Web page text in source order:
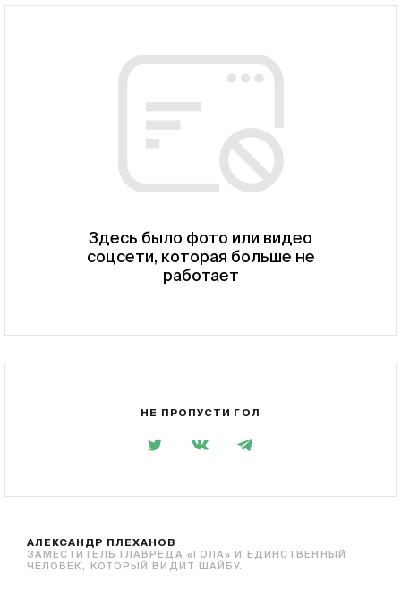
Здесь было фото или видео
соцсети, которая больше не
работает
НЕ ПРОПУСТИ ГОЛ
АЛЕКСАНДР ПЛЕХАНОВ
ЗАМЕСТИТЕЛЬ ГЛАВРЕДА «ГОЛА» И ЕДИНСТВЕННЫЙ
ЧЕЛОВЕК, КОТОРЫЙ ВИДИТ ШАЙБУ.